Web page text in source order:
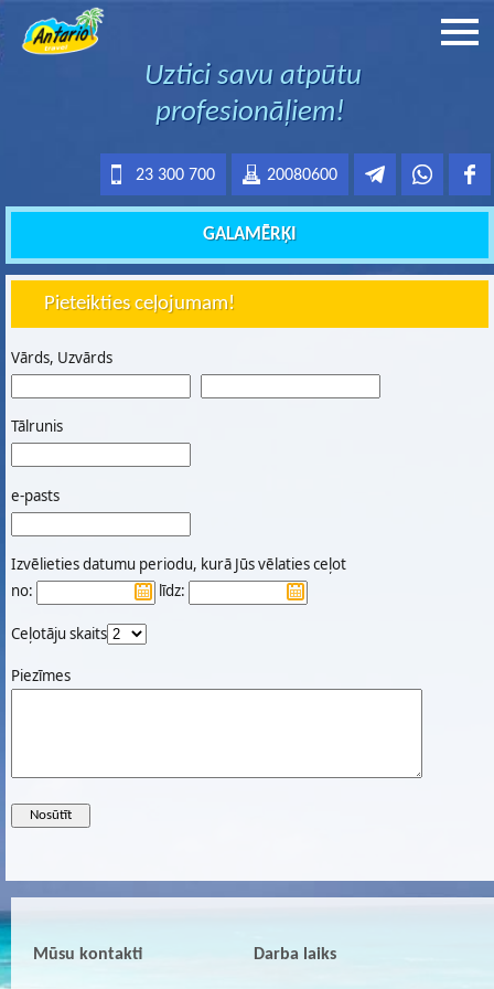
Uztici savu atpūtu
profesionāļiem!
20080600
23 300 700
GALAMĒRĶI
Pieteikties ceļojumam!
Vārds, Uzvārds
Tālrunis
e-pasts
Izvēlieties datumu periodu, kurā Jūs vēlaties ceļot
no:
līdz:
Ceļotāju skaits
Piezīmes
Mūsu kontakti Darba laiks